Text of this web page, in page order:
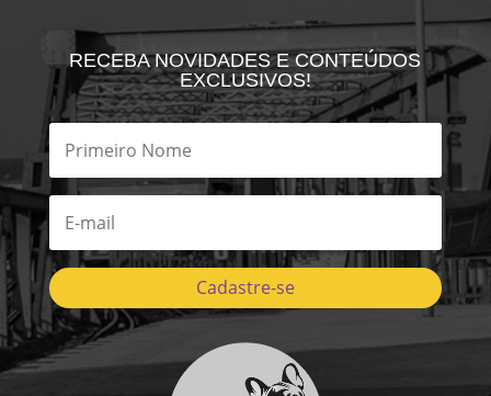
RECEBA NOVIDADES E CONTEÚDOS
EXCLUSIVOS!
Cadastre-se